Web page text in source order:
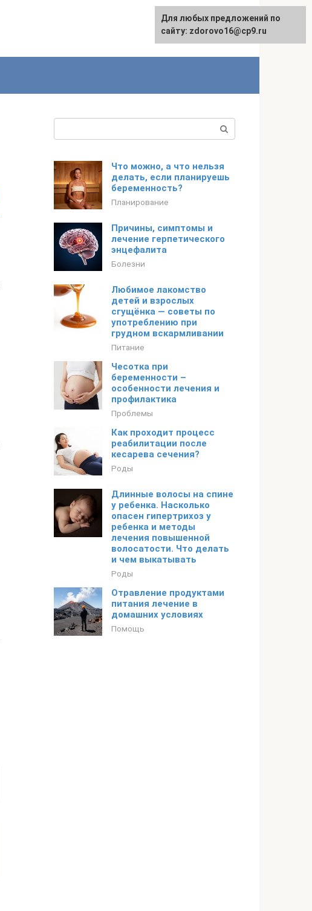
English
Что можно, а что нельзя
делать, если планируешь
беременность?
Планирование
Причины, симптомы и
лечение герпетического
энцефалита
Болезни
Любимое лакомство
детей и взрослых
сгущёнка — советы по
употреблению при
грудном вскармливании
Питание
Чесотка при
беременности –
особенности лечения и
профилактика
Проблемы
Как проходит процесс
реабилитации после
кесарева сечения?
Роды
Длинные волосы на спине
у ребенка. Насколько
опасен гипертрихоз у
ребенка и методы
лечения повышенной
волосатости. Что делать
и чем выкатывать
Роды
Отравление продуктами
питания лечение в
домашних условиях
Помощь
Для любых предложений по
сайту: zdorovo16@cp9.ru